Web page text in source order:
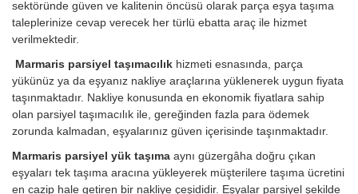
sektöründe güven ve kalitenin öncüsü olarak parça eşya taşıma
taleplerinize cevap verecek her türlü ebatta araç ile hizmet
verilmektedir.
Marmaris parsiyel taşımacılık hizmeti esnasında, parça
yükünüz ya da eşyanız nakliye araçlarına yüklenerek uygun fiyata
taşınmaktadır. Nakliye konusunda en ekonomik fiyatlara sahip
olan parsiyel taşımacılık ile, gereğinden fazla para ödemek
zorunda kalmadan, eşyalarınız güven içerisinde taşınmaktadır.
Marmaris parsiyel yük taşıma aynı güzergâha doğru çıkan
eşyaları tek taşıma aracına yükleyerek müşterilere taşıma ücretini
en cazip hale getiren bir nakliye çeşididir. Eşyalar parsiyel şekilde